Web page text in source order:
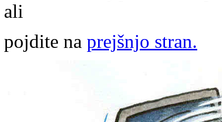
ali
pojdite na prejšnjo stran.